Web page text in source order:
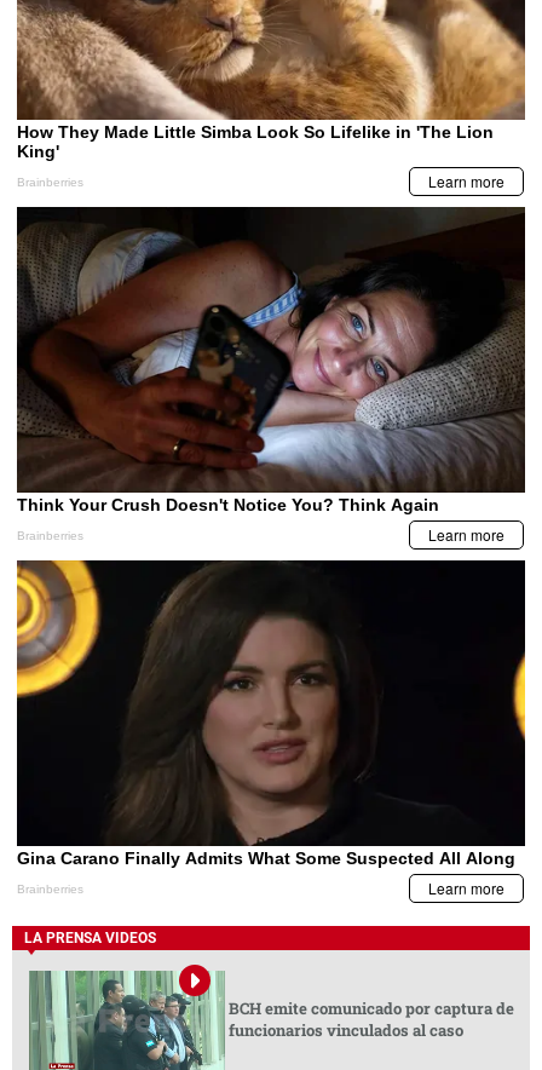
LA PRENSA VIDEOS
BCH emite comunicado por captura de
funcionarios vinculados al caso